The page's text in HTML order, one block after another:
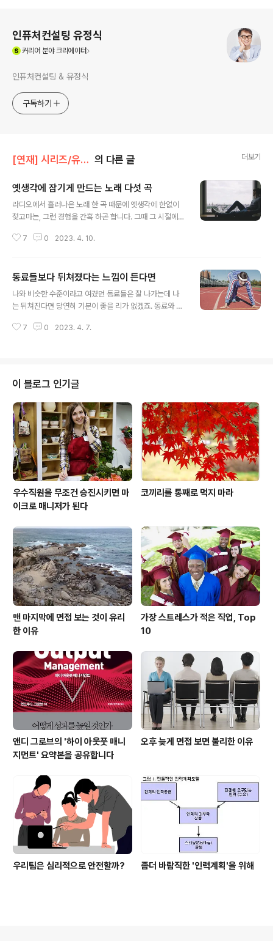
인퓨처컨설팅 유정식
커리어 분야 크리에이터
인퓨처컨설팅 & 유정식
구독하기
[연재] 시리즈/유정식의 경영일기 의 다른 글 더보기
옛생각에 잠기게 만드는 노래 다섯 곡
라디오에서 흘러나온 노래 한 곡 때문에 옛생각에 한없이
젖고마는, 그런 경험을 간혹 하곤 합니다. 그때 그 시절에
내가 비쳐지는 노래라서 그렇고, 기승전결로 이어지는 멜
면서나 무한반복하면서 듣습니다. 오늘은 이렇게 저에게
옛생각에 빠져 '허우적대는 기쁨'을 느끼게 만드는 노래 다
섯 곡을 여러분에게 추천할까 합니다. 허우적대는 것이 기
차 늙고 있지만 아직 마음은 그리 늙지 않았다는 안도감을
7 0 2023. 4. 10.
동료들보다 뒤쳐졌다는 느낌이 든다면
나와 비슷한 수준이라고 여겼던 동료들은 잘 나가는데 나
는 뒤쳐진다면 당연히 기분이 좋을 리가 없겠죠. 동료와 경
않을 겁니다. 하지만 그런 부정적인 기분을 잘 활용하면 여
비교하게 됐는지, 그 계기를 아는 것이 아주 중요해요. 그
'방아쇠'를 좀더 생산적인 방향으로 전환할 수 있을 테니까
요. '실버 버튼'을 받을 만큼 구독자가 많은 유튜버를 보고
깊은 자괴감에 빠졌다면 그건 마음 속 욕망을 발견한 것일
수도 있어요. 욕망을 충족시키려면 어떻게 해야 할지 생각
할 기회로 삼으세요. 2. 목..
7 0 2023. 4. 7.
이 블로그 인기글
우수직원을 무조건 승진시키면 마
이크로 매니저가 된다
코끼리를 통째로 먹지 마라
맨 마지막에 면접 보는 것이 유리
한 이유
가장 스트레스가 적은 직업, Top
10
앤디 그로브의 '하이 아웃풋 매니
지먼트' 요약본을 공유합니다
오후 늦게 면접 보면 불리한 이유
우리팀은 심리적으로 안전할까? 좀더 바람직한 '인력계획'을 위해